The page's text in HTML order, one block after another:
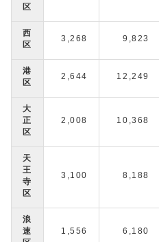
区
西
区
3,268 9,823
港
区
2,644 12,249
大
正
区
2,008 10,368
天
王
寺
区
3,100 8,188
浪
速
1,556 6,180